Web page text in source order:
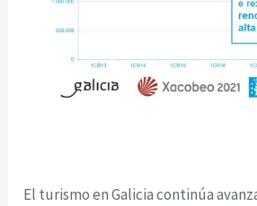
El turismo en Galicia continúa